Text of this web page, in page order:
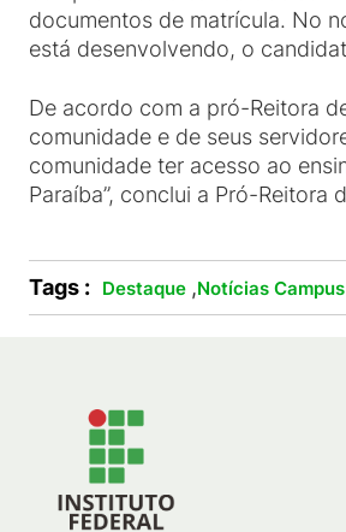
documentos de matrícula. No
está desenvolvendo, o
De acordo com a pró-Reitora
comunidade e de seus
comunidade ter acesso ao
Paraíba”, conclui a Pró-Reitora
Tags : Destaque ,Notícias